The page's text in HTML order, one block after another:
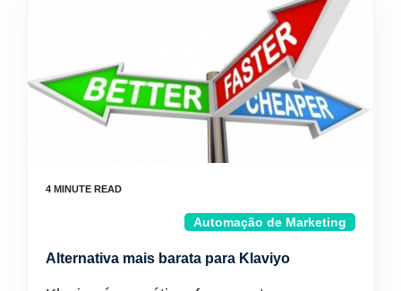
Automação de Marketing
Alternativa mais barata para Klaviyo